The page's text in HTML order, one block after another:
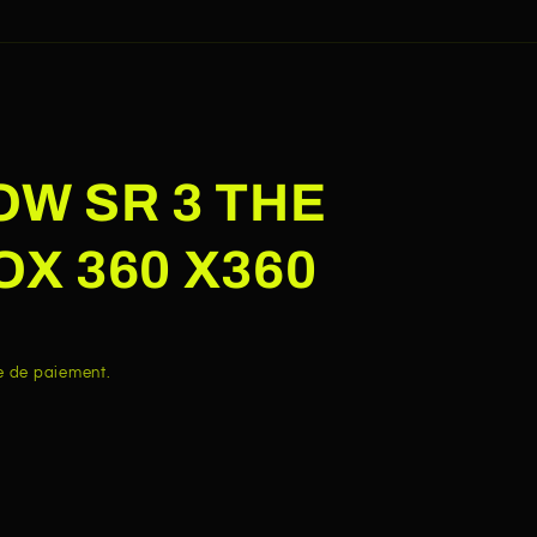
SR 3 THE
360 X360
de paiement.